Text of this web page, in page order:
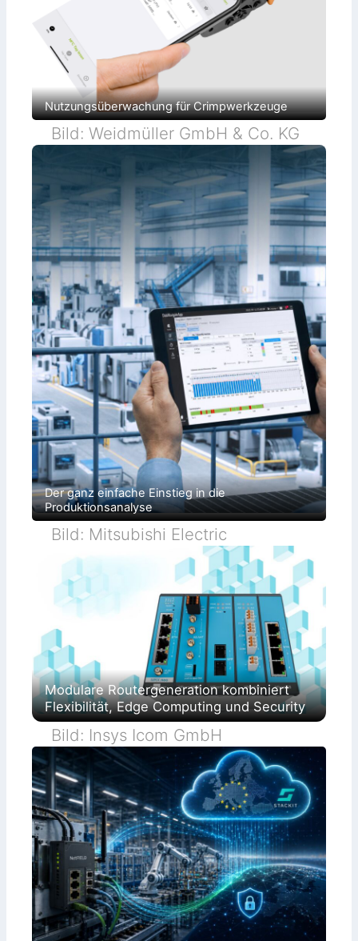
Nutzungsüberwachung für Crimpwerkzeuge
Bild: Weidmüller GmbH & Co. KG
Der ganz einfache Einstieg in die
Produktionsanalyse
Bild: Mitsubishi Electric
Modulare Routergeneration kombiniert
Flexibilität, Edge Computing und Security
Bild: Insys Icom GmbH